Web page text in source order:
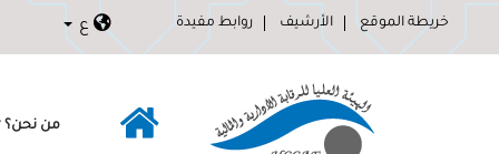
خريطة الموقع الأرشيف روابط مفيدة ع
من نحن؟